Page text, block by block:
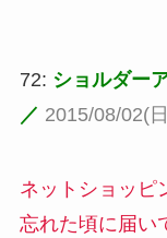
72: ショルダー
／ 2015/08/02(
ネットショッピ
忘れた頃に届い